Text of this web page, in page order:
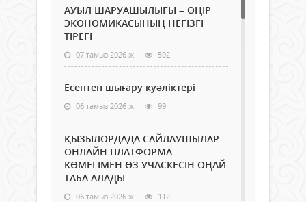
АУЫЛ ШАРУАШЫЛЫҒЫ – ӨҢІР
ЭКОНОМИКАСЫНЫҢ НЕГІЗГІ
ТІРЕГІ
07 тамыз 2026 ж. 592
Есептен шығару куәліктері
06 тамыз 2026 ж. 99
ҚЫЗЫЛОРДАДА САЙЛАУШЫЛАР
ОНЛАЙН ПЛАТФОРМА
КӨМЕГІМЕН ӨЗ УЧАСКЕСІН ОҢАЙ
ТАБА АЛАДЫ
06 тамыз 2026 ж. 112